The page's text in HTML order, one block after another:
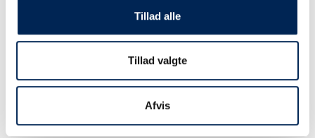
Tillad alle
Tillad valgte
Afvis